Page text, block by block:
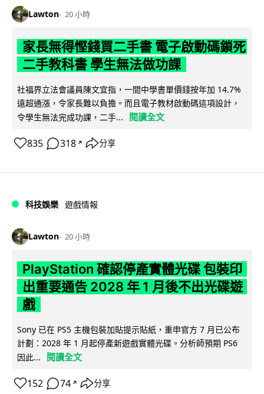
Lawton 20 小時
家長無得慳錢買二手書 電子啟動碼鎖死
二手教科書 學生無法做功課
社福界立法會議員陳文宜指，一間中學書單價錢按年加 14.7%
遠超通漲，令家長難以負擔。而且電子教材啟動碼這項設計，
令學生無法完成功課，二手...
閱讀全文
835 318 ↗ 分享
科技娛樂 遊戲情報
Lawton 20 小時
PlayStation 確認停產實體光碟 包裝印
出重要通告 2028 年 1 月後不出光碟遊
戲
Sony 已在 PS5 主機包裝加貼提示貼紙，重申官方 7 月已公布
計劃：2028 年 1 月起停產新遊戲實體光碟。分析師預期 PS6
因此...
閱讀全文
152 74 ↗ 分享